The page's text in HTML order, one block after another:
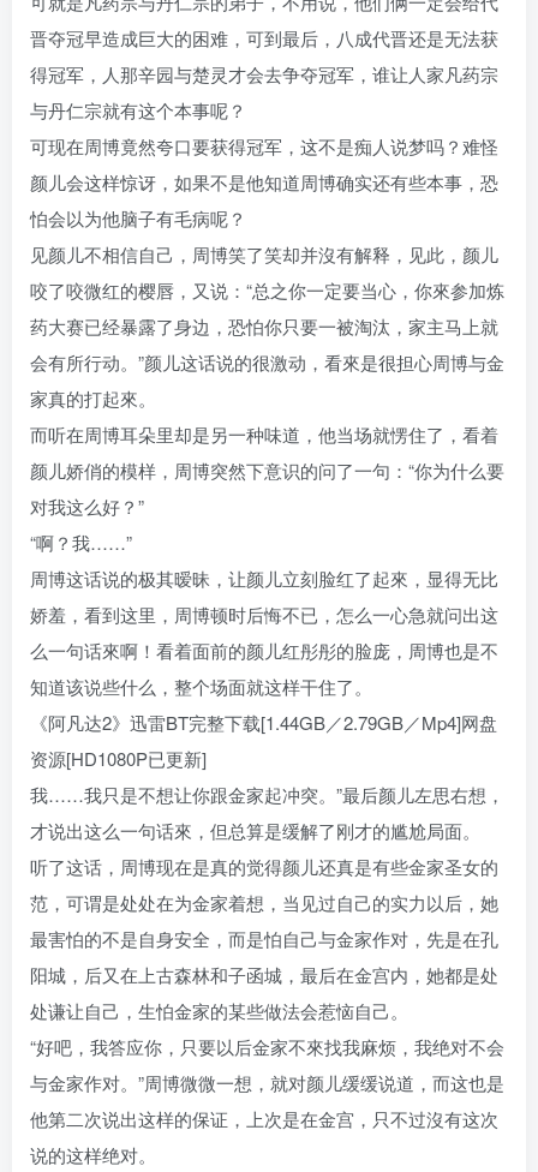
晋夺冠早造成巨大的困难，可到最后，八成代晋还是无法获
得冠军，人那辛园与楚灵才会去争夺冠军，谁让人家凡药宗
与丹仁宗就有这个本事呢？
可现在周博竟然夸口要获得冠军，这不是痴人说梦吗？难怪
颜儿会这样惊讶，如果不是他知道周博确实还有些本事，恐
怕会以为他脑子有毛病呢？
见颜儿不相信自己，周博笑了笑却并沒有解释，见此，颜儿
咬了咬微红的樱唇，又说：“总之你一定要当心，你來参加炼
药大赛已经暴露了身边，恐怕你只要一被淘汰，家主马上就
会有所行动。”颜儿这话说的很激动，看來是很担心周博与金
家真的打起來。
而听在周博耳朵里却是另一种味道，他当场就愣住了，看着
颜儿娇俏的模样，周博突然下意识的问了一句：“你为什么要
对我这么好？”
“啊？我……”
周博这话说的极其暧昧，让颜儿立刻脸红了起來，显得无比
娇羞，看到这里，周博顿时后悔不已，怎么一心急就问出这
么一句话來啊！看着面前的颜儿红彤彤的脸庞，周博也是不
知道该说些什么，整个场面就这样干住了。
《阿凡达2》迅雷BT完整下载[1.44GB／2.79GB／Mp4]网盘
资源[HD1080P已更新]
我……我只是不想让你跟金家起冲突。”最后颜儿左思右想，
才说出这么一句话來，但总算是缓解了刚才的尴尬局面。
听了这话，周博现在是真的觉得颜儿还真是有些金家圣女的
范，可谓是处处在为金家着想，当见过自己的实力以后，她
最害怕的不是自身安全，而是怕自己与金家作对，先是在孔
阳城，后又在上古森林和子函城，最后在金宫内，她都是处
处谦让自己，生怕金家的某些做法会惹恼自己。
“好吧，我答应你，只要以后金家不來找我麻烦，我绝对不会
与金家作对。”周博微微一想，就对颜儿缓缓说道，而这也是
他第二次说出这样的保证，上次是在金宫，只不过沒有这次
说的这样绝对。